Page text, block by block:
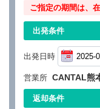
ご指定の期間は、
出発条件
出発日時
営業所 CANTAL熊
返却条件